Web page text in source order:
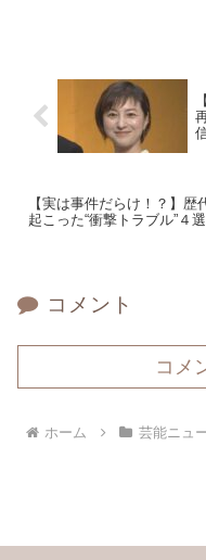
【実は事件だらけ！？】歴
起こった“衝撃トラブル”４選
コメント
コメ
ホーム 芸能ニュ